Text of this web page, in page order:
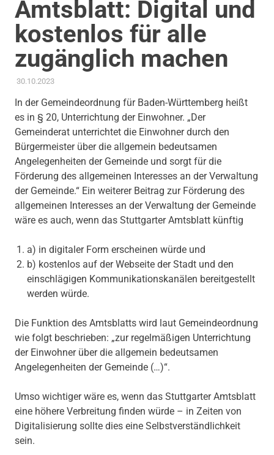
Amtsblatt: Digital und
kostenlos für alle
zugänglich machen
30.10.2023ADMIN
AKTUELLES
In der Gemeindeordnung für Baden-Württemberg heißt
es in § 20, Unterrichtung der Einwohner. „Der
Gemeinderat unterrichtet die Einwohner durch den
Bürgermeister über die allgemein bedeutsamen
Angelegenheiten der Gemeinde und sorgt für die
Förderung des allgemeinen Interesses an der Verwaltung
der Gemeinde.“ Ein weiterer Beitrag zur Förderung des
allgemeinen Interesses an der Verwaltung der Gemeinde
wäre es auch, wenn das Stuttgarter Amtsblatt künftig
a) in digitaler Form erscheinen würde und
b) kostenlos auf der Webseite der Stadt und den
einschlägigen Kommunikationskanälen bereitgestellt
werden würde.
Die Funktion des Amtsblatts wird laut Gemeindeordnung
wie folgt beschrieben: „zur regelmäßigen Unterrichtung
der Einwohner über die allgemein bedeutsamen
Angelegenheiten der Gemeinde (…)“.
Umso wichtiger wäre es, wenn das Stuttgarter Amtsblatt
eine höhere Verbreitung finden würde – in Zeiten von
Digitalisierung sollte dies eine Selbstverständlichkeit
sein.